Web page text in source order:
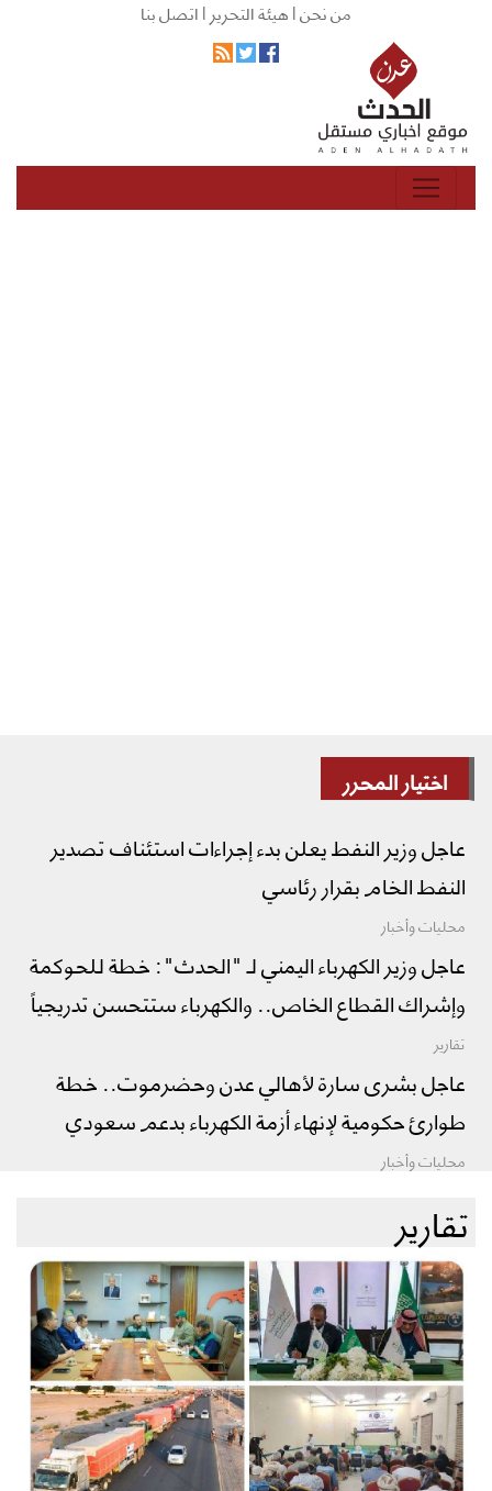
من نحن |هيئة التحرير |اتصل بنا
اختيار المحرر
عاجل وزير النفط يعلن بدء إجراءات استئناف تصدير
النفط الخام بقرار رئاسي
محليات وأخبار
عاجل وزير الكهرباء اليمني لـ "الحدث": خطة للحوكمة
وإشراك القطاع الخاص.. والكهرباء ستتحسن تدريجياً
تقارير
عاجل بشرى سارة لأهالي عدن وحضرموت.. خطة
طوارئ حكومية لإنهاء أزمة الكهرباء بدعم سعودي
محليات وأخبار
تقارير